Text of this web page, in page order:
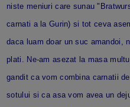
niste meniuri care sunau
carnati a la Gurin) si tot ceva
daca luam doar un suc amandoi,
plati. Ne-am asezat la masa
gandit ca vom combina carnatii
sotului si ca asa vom avea un